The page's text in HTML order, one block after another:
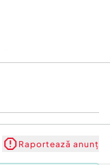
Raportează anunț